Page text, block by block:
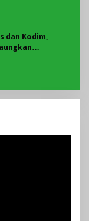
dan Kodim,